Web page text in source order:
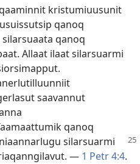
kristumiuusunit
qanoq
qanoq
Allaat ilaat silarsuarmi
saavannut
qanoq
silarsuarmi
— 1 Petr 4:4.